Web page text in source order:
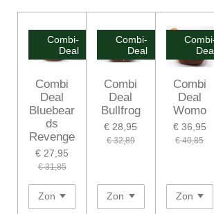
Combi-
Deal
Combi
Deal
Bluebear
ds
Revenge
€ 27,95
€ 31,85
Combi-
Deal
Combi
Deal
Bullfrog
€ 28,95
€ 32,89
Combi
Deal
Womo
€ 36,95
€ 40,85